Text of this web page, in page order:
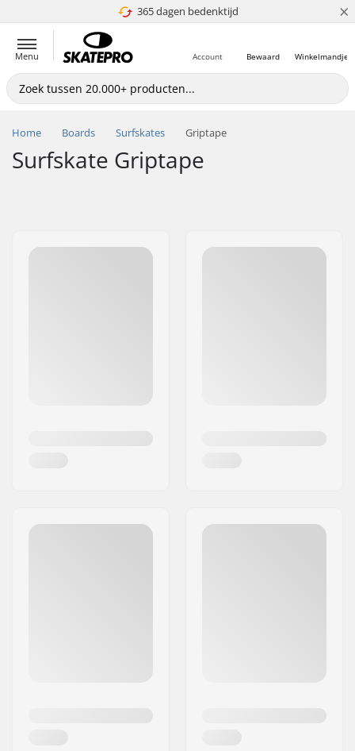
365 dagen bedenktijd
4.8 van 5 ×
Menu Winkelmandje
Bewaard
Account
Home Boards Surfskates Griptape
Surfskate Griptape